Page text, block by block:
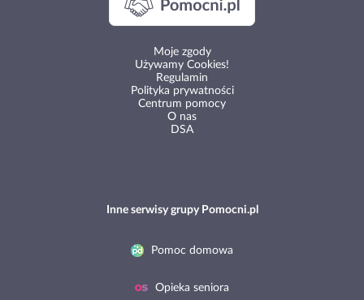
Moje zgody
Używamy Cookies!
Regulamin
Polityka prywatności
Centrum pomocy
O nas
DSA
Inne serwisy grupy Pomocni.pl
Pomoc domowa
Opieka seniora